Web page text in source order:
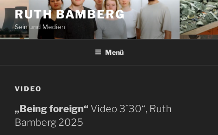
Zum
Inhalt
springen
RUTH BAMBERG
Sein und Medien
Menü
VIDEO
„Being foreign“ Video 3´30“, Ruth
Bamberg 2025